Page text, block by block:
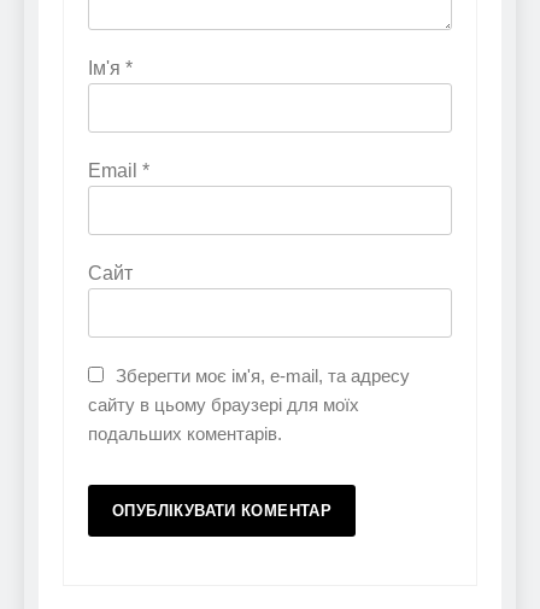
Ім'я *
Email *
Сайт
Зберегти моє ім'я, e-mail, та адресу
сайту в цьому браузері для моїх
подальших коментарів.